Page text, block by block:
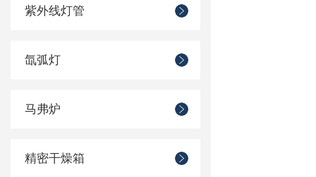
紫外线灯管
氙弧灯
马弗炉
精密干燥箱